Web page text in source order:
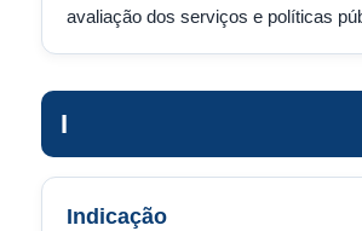
avaliação dos serviços e políticas
I
Indicação